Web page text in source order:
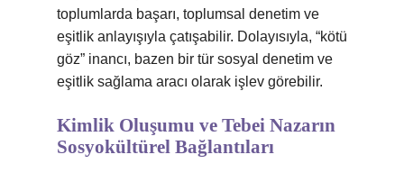
toplumlarda başarı, toplumsal denetim ve
eşitlik anlayışıyla çatışabilir. Dolayısıyla, “kötü
göz” inancı, bazen bir tür sosyal denetim ve
eşitlik sağlama aracı olarak işlev görebilir.
Kimlik Oluşumu ve Tebei Nazarın
Sosyokültürel Bağlantıları